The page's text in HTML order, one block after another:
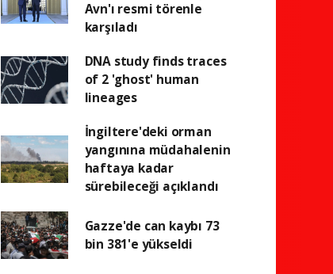
Avn'ı resmi törenle
karşıladı
DNA study finds traces
of 2 'ghost' human
lineages
İngiltere'deki orman
yangınına müdahalenin
haftaya kadar
sürebileceği açıklandı
Gazze'de can kaybı 73
bin 381'e yükseldi